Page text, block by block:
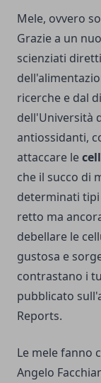
Mele, ovvero
Grazie a un
scienziati
ricerche e dal
dell'Università
antiossidanti,
attaccare le
che il succo di
determinati tipi
retto ma
debellare le
gustosa e
contrastano i
pubblicato
Reports.
Le mele fanno
Angelo